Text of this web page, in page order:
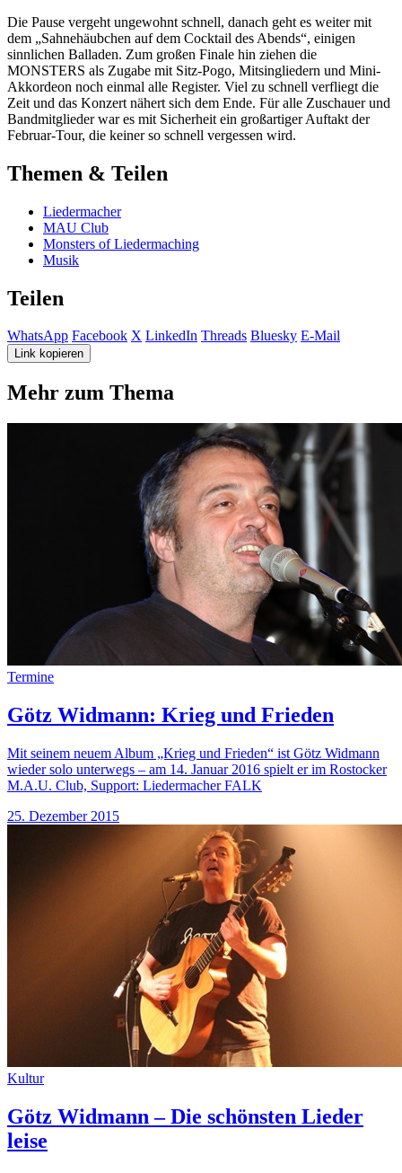
Die Pause vergeht ungewohnt schnell, danach geht es weiter mit
dem „Sahnehäubchen auf dem Cocktail des Abends“, einigen
sinnlichen Balladen. Zum großen Finale hin ziehen die
MONSTERS als Zugabe mit Sitz-Pogo, Mitsingliedern und Mini-
Akkordeon noch einmal alle Register. Viel zu schnell verfliegt die
Zeit und das Konzert nähert sich dem Ende. Für alle Zuschauer und
Bandmitglieder war es mit Sicherheit ein großartiger Auftakt der
Februar-Tour, die keiner so schnell vergessen wird.
Themen & Teilen
Liedermacher
MAU Club
Monsters of Liedermaching
Musik
Teilen
WhatsApp Facebook X LinkedIn Threads Bluesky E-Mail
Link kopieren
Mehr zum Thema
Termine
Götz Widmann: Krieg und Frieden
Mit seinem neuem Album „Krieg und Frieden“ ist Götz Widmann
wieder solo unterwegs – am 14. Januar 2016 spielt er im Rostocker
M.A.U. Club, Support: Liedermacher FALK
25. Dezember 2015
Kultur
Götz Widmann – Die schönsten Lieder
leise